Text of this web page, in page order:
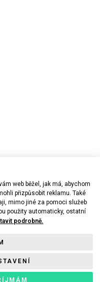
spol. s r.o. Všechna
web běžel, jak má, abychom
přizpůsobit reklamu. Také
mimo jiné za pomoci služeb
použity automaticky, ostatní
podrobně.